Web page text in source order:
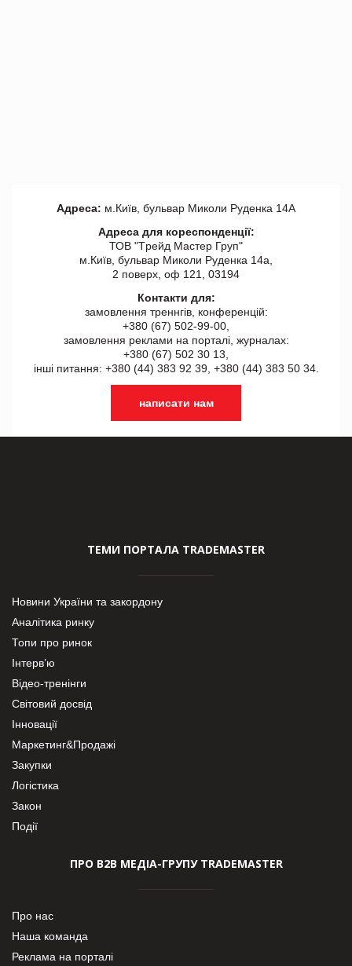
Адреса: м.Київ, бульвар Миколи Руденка 14А
Адреса для кореспонденції:
ТОВ "Tрейд Мастер Груп"
м.Київ, бульвар Миколи Руденка 14а,
2 поверх, оф 121, 03194
Контакти для:
замовлення треннгів, конференцій:
+380 (67) 502-99-00,
замовлення реклами на порталі, журналах:
+380 (67) 502 30 13,
інші питання: +380 (44) 383 92 39, +380 (44) 383 50 34.
написати нам
ТЕМИ ПОРТАЛА TRADEMASTER
Новини України та закордону
Аналітика ринку
Топи про ринок
Інтерв’ю
Відео-тренінги
Світовий досвід
Інновації
Маркетинг&Продажі
Закупки
Логістика
Закон
Події
ПРО В2В МЕДІА-ГРУПУ TRADEMASTER
Про нас
Наша команда
Реклама на порталі